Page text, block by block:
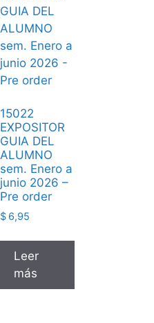
15022
EXPOSITOR
GUIA DEL
ALUMNO
sem. Enero a
junio 2026 –
Pre order
$ 6,95
Leer
más